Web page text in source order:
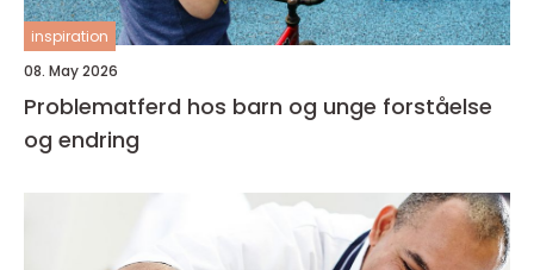
inspiration
08. May 2026
Problematferd hos barn og unge forståelse
og endring